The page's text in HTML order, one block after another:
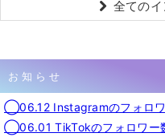
全ての
お知らせ
◯06.12 Instagramのフォロワ
◯06.01 TikTokのフォロワー